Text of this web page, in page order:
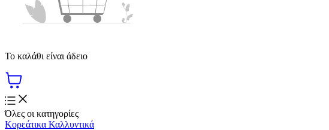
Το καλάθι είναι άδειο
Όλες οι κατηγορίες
Κορεάτικα Καλλυντικά